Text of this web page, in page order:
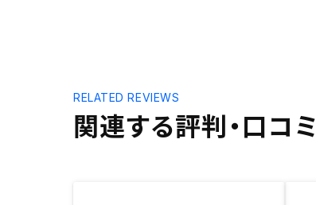
関連する評判・口コミ
RELATED REVIEWS